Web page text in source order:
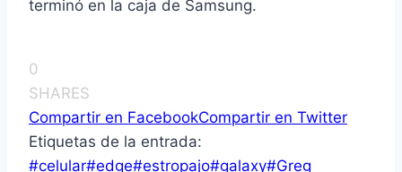
terminó en la caja de Samsung.
0
SHARES
Compartir en FacebookCompartir en Twitter
Etiquetas de la entrada:
#celular#edge#estropajo#galaxy#Greg